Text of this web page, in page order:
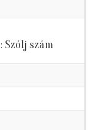
Szólj szám